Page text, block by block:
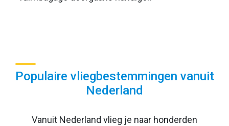
Populaire vliegbestemmingen vanuit
Nederland
Vanuit Nederland vlieg je naar honderden